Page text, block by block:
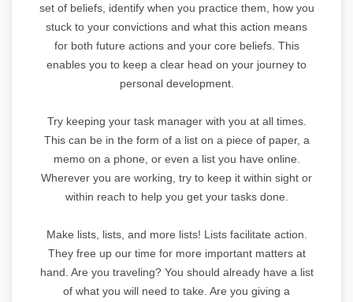
set of beliefs, identify when you practice them, how you
stuck to your convictions and what this action means
for both future actions and your core beliefs. This
enables you to keep a clear head on your journey to
personal development.
Try keeping your task manager with you at all times.
This can be in the form of a list on a piece of paper, a
memo on a phone, or even a list you have online.
Wherever you are working, try to keep it within sight or
within reach to help you get your tasks done.
Make lists, lists, and more lists! Lists facilitate action.
They free up our time for more important matters at
hand. Are you traveling? You should already have a list
of what you will need to take. Are you giving a